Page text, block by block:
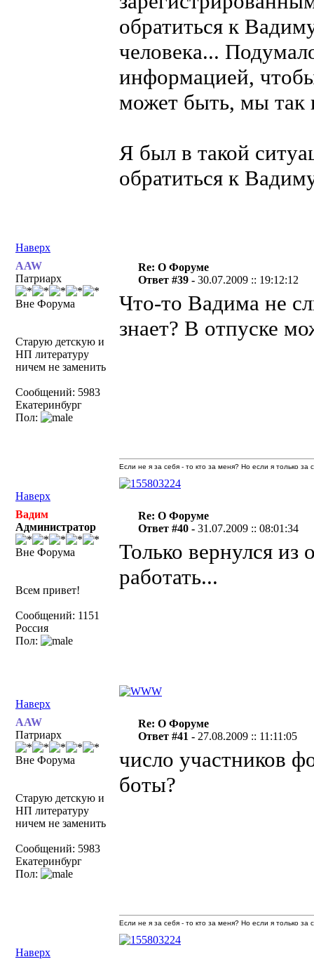
обратиться к
человека...
информацией,
может быть, мы так
Я был в такой
обратиться к
Наверх
AAW
Патриарх
Вне Форума
Старую детскую и
НП литературу
ничем не заменить
Сообщений: 5983
Екатеринбург
Пол:
Re: О Форуме
Ответ #39 -30.07.2009 :: 19:12:12
Что-то Вадима не
знает? В отпуске
Наверх
Если не я за себя - то кто за меня? Но если я только
Вадим
Администратор
Вне Форума
Всем привет!
Сообщений: 1151
Россия
Пол:
Re: О Форуме
Ответ #40 -31.07.2009 :: 08:01:34
Только вернулся
работать...
Наверх
AAW
Патриарх
Вне Форума
Старую детскую и
НП литературу
ничем не заменить
Сообщений: 5983
Екатеринбург
Пол:
Re: О Форуме
Ответ #41 - 27.08.2009 :: 11:11:05
число участников
боты?
Наверх
Если не я за себя - то кто за меня? Но если я только